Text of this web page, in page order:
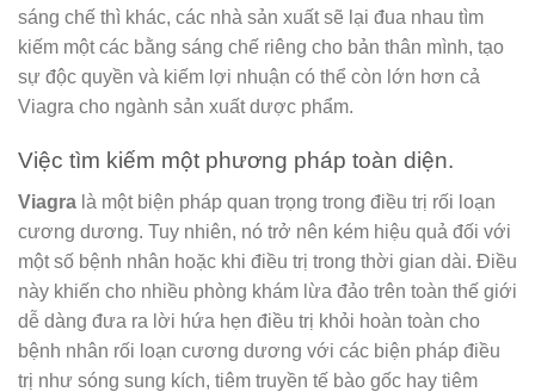
sáng chế thì khác, các nhà sản xuất sẽ lại đua nhau tìm
kiếm một các bằng sáng chế riêng cho bản thân mình, tạo
sự độc quyền và kiếm lợi nhuận có thể còn lớn hơn cả
Viagra cho ngành sản xuất dược phẩm.
Việc tìm kiếm một phương pháp toàn diện.
Viagra là một biện pháp quan trọng trong điều trị rối loạn
cương dương. Tuy nhiên, nó trở nên kém hiệu quả đối với
một số bệnh nhân hoặc khi điều trị trong thời gian dài. Điều
này khiến cho nhiều phòng khám lừa đảo trên toàn thế giới
dễ dàng đưa ra lời hứa hẹn điều trị khỏi hoàn toàn cho
bệnh nhân rối loạn cương dương với các biện pháp điều
trị như sóng sung kích, tiêm truyền tế bào gốc hay tiêm